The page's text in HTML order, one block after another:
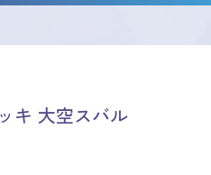
キ 大空スバル